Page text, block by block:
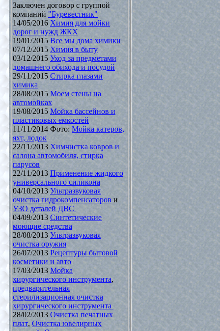
Заключен договор с группой
компаний "Буревестник"
14/05/2016 Химия для мойки
дорог и нужд ЖКХ
19/01/2015
Все мы дома химики
07/12/2015 Химия в быту
03/12/2015 Уход за предметами
домашнего обихода и посудой
29/11/2015 Стирка глазами
химика
28/08/2015 Моем стены на
автомойках
19/08/2015 Мойка бассейнов и
пластиковых емкостей
11/11/2014 Фото: Мойка катеров,
яхт, лодок
22/11/2013 Химчистка ковров и
салона автомобиля, стирка
парусов
22/11/2013 Применение жидкого
универсального силикона
04/10/2013 Ультразвуковая
очистка гидрокомпенсаторов и
УЗО деталей ДВС
04/09/2013 Синтетические
моющие средства
28/08/2013 Ультразвуковая
очистка оружия
26/07/2013 Рецептуры бытовой
косметики и авто
17/03/2013 Мойка
хирургического инструмента,
предварительная
стерилизационная очистка
хирургического инструмента
28/02/2013 Очистка печатных
плат, Очистка ювелирных